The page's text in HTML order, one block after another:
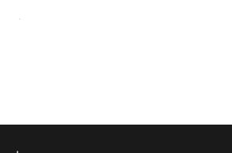
aus zu sehen. Wenn Sie dort